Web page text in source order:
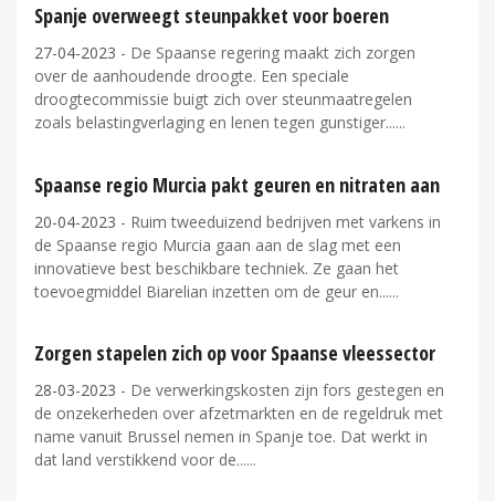
Spanje overweegt steunpakket voor boeren
27-04-2023 - De Spaanse regering maakt zich zorgen
over de aanhoudende droogte. Een speciale
droogtecommissie buigt zich over steunmaatregelen
zoals belastingverlaging en lenen tegen gunstiger...
Spaanse regio Murcia pakt geuren en nitraten aan
20-04-2023 - Ruim tweeduizend bedrijven met varkens in
de Spaanse regio Murcia gaan aan de slag met een
innovatieve best beschikbare techniek. Ze gaan het
toevoegmiddel Biarelian inzetten om de geur en...
Zorgen stapelen zich op voor Spaanse vleessector
28-03-2023 - De verwerkingskosten zijn fors gestegen en
de onzekerheden over afzetmarkten en de regeldruk met
name vanuit Brussel nemen in Spanje toe. Dat werkt in
dat land verstikkend voor de...